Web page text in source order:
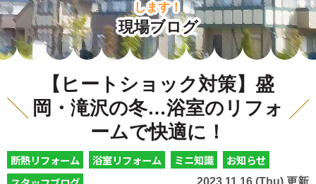
します！
現場ブログ
【ヒートショック対策】盛
岡・滝沢の冬…浴室のリフォ
ームで快適に！
断熱リフォーム 浴室リフォーム ミニ知識
お知らせ